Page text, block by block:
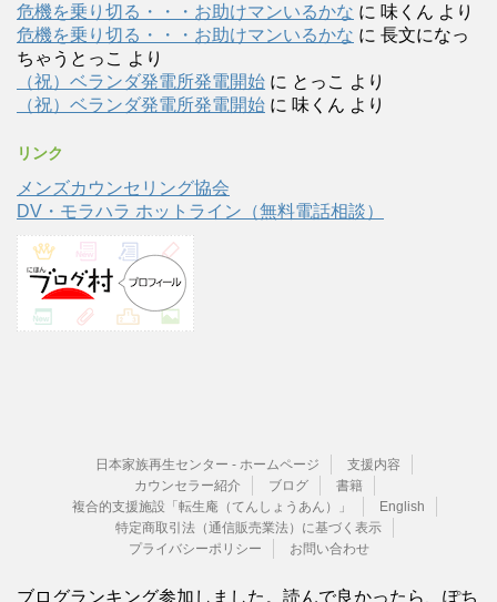
危機を乗り切る・・・お助けマンいるかな に 味くん より
危機を乗り切る・・・お助けマンいるかな に 長文になっ
ちゃうとっこ より
（祝）ベランダ発電所発電開始 に とっこ より
（祝）ベランダ発電所発電開始 に 味くん より
リンク
メンズカウンセリング協会
DV・モラハラ ホットライン（無料電話相談）
日本家族再生センター - ホームページ
支援内容
カウンセラー紹介
ブログ
書籍
複合的支援施設「転生庵（てんしょうあん）」
English
特定商取引法（通信販売業法）に基づく表示
プライバシーポリシー
お問い合わせ
ブログランキング参加しました。読んで良かったら、ぽち